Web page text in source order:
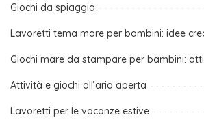
Giochi da spiaggia
Lavoretti tema mare per bambini: idee
Giochi mare da stampare per bambini:
Attività e giochi all’aria aperta
Lavoretti per le vacanze estive